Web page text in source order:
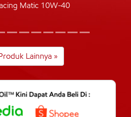
Matic 10W-40
Lainnya »